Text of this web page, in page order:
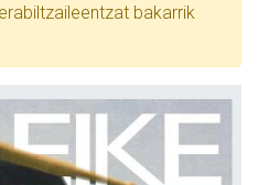
bakarrik